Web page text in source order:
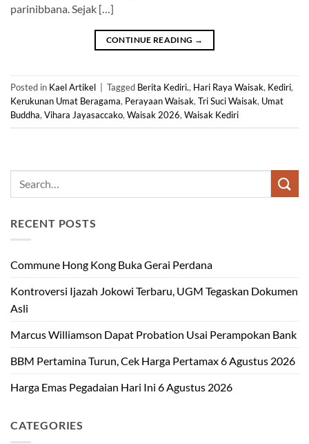
parinibbana. Sejak […]
CONTINUE READING →
Posted in Kael Artikel Tagged Berita Kediri., Hari Raya Waisak, Kediri,
Kerukunan Umat Beragama, Perayaan Waisak, Tri Suci Waisak, Umat
Buddha, Vihara Jayasaccako, Waisak 2026, Waisak Kediri
RECENT POSTS
Commune Hong Kong Buka Gerai Perdana
Kontroversi Ijazah Jokowi Terbaru, UGM Tegaskan Dokumen
Asli
Marcus Williamson Dapat Probation Usai Perampokan Bank
BBM Pertamina Turun, Cek Harga Pertamax 6 Agustus 2026
Harga Emas Pegadaian Hari Ini 6 Agustus 2026
CATEGORIES